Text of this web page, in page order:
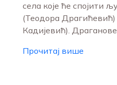
села које ће спојити
(Теодора
Кадијевић).
Прочитај више